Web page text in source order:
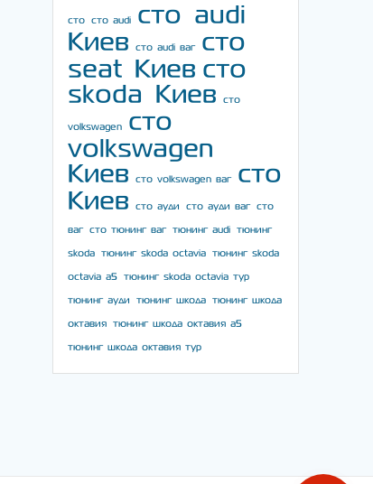
сто сто audi
сто audi
Киев
сто audi ваг
сто
seat Киев сто
skoda Киев
сто
volkswagen
сто
volkswagen
Киев
сто volkswagen ваг
сто
Киев
сто ауди сто ауди ваг сто
ваг сто тюнинг ваг тюнинг audi тюнинг
skoda тюнинг skoda octavia тюнинг skoda
octavia a5 тюнинг skoda octavia тур
тюнинг ауди тюнинг шкода тюнинг шкода
октавия тюнинг шкода октавия а5
тюнинг шкода октавия тур